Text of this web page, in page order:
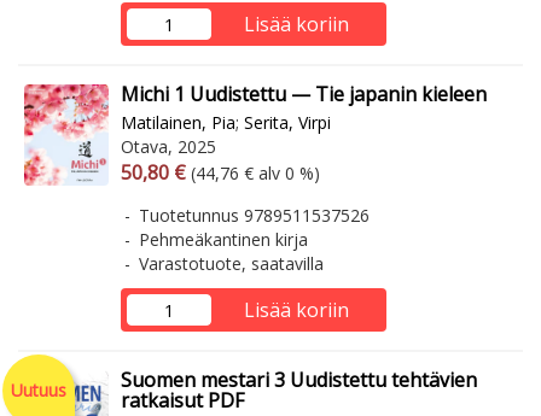
Lisää koriin
Michi 1 Uudistettu — Tie japanin kieleen
Matilainen, Pia; Serita, Virpi
Otava, 2025
Arvonlisäverollinen hinta
50,80 € Arvonlisäveroton hinta
(44,76 € alv 0 %)
Tuotetunnus 9789511537526
Pehmeäkantinen kirja
Varastotuote, saatavilla
Lisää koriin
Uutuus Suomen mestari 3 Uudistettu tehtävien
ratkaisut PDF